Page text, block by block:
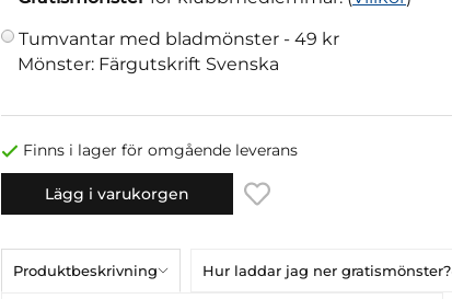
Tumvantar med bladmönster - 49 kr
Mönster: Färgutskrift Svenska
Finns i lager för omgående leverans
Lägg i varukorgen
Produktbeskrivning Hur laddar jag ner gratismönster?